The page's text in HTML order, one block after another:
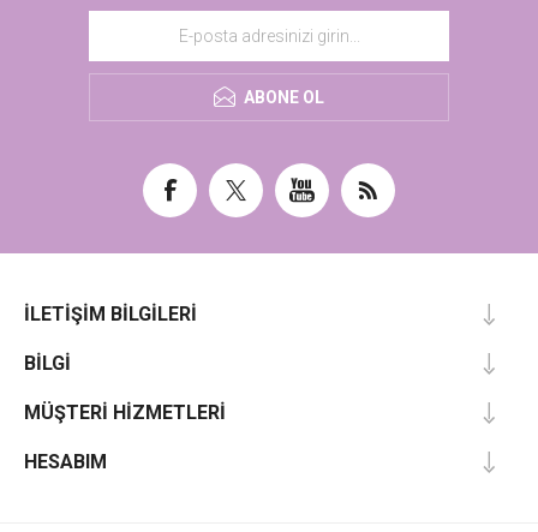
ABONE OL
İLETIŞIM BILGILERI
BILGI
MÜŞTERI HIZMETLERI
HESABIM